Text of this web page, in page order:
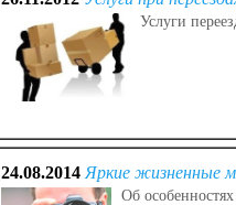
Услуги
24.08.2014 Яркие жизненные
Об